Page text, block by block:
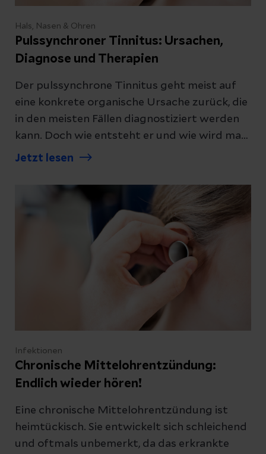
Hals, Nasen & Ohren
Pulssynchroner Tinnitus: Ursachen,
Diagnose und Therapien
Der pulssynchrone Tinnitus geht meist auf
eine konkrete organische Ursache zurück, die
in den meisten Fällen diagnostiziert werden
kann. Doch wie entsteht er und wie wird man
ihn wieder los?
Jetzt lesen
Infektionen
Chronische Mittelohrentzündung:
Endlich wieder hören!
Eine chronische Mittelohrentzündung ist
heimtückisch. Sie entwickelt sich schleichend
und oftmals unbemerkt, da das erkrankte